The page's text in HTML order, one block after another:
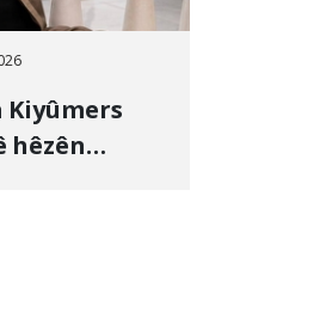
hêzên